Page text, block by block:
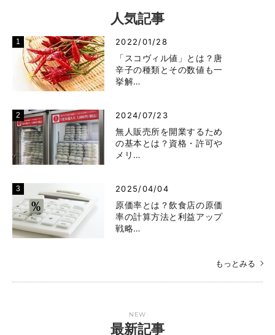
人気記事
2022/01/28
「スコヴィル値」とは？唐
辛子の種類とその数値も一
挙解…
2024/07/23
無人販売所を開業するため
の基本とは？資格・許可や
メリ…
2025/04/04
原価率とは？飲食店の原価
率の計算方法と利益アップ
戦略…
もっとみる
NEW
最新記事